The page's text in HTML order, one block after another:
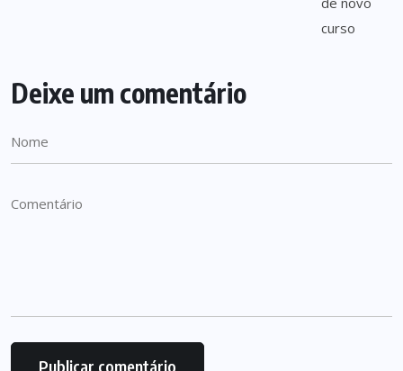
Deixe um comentário